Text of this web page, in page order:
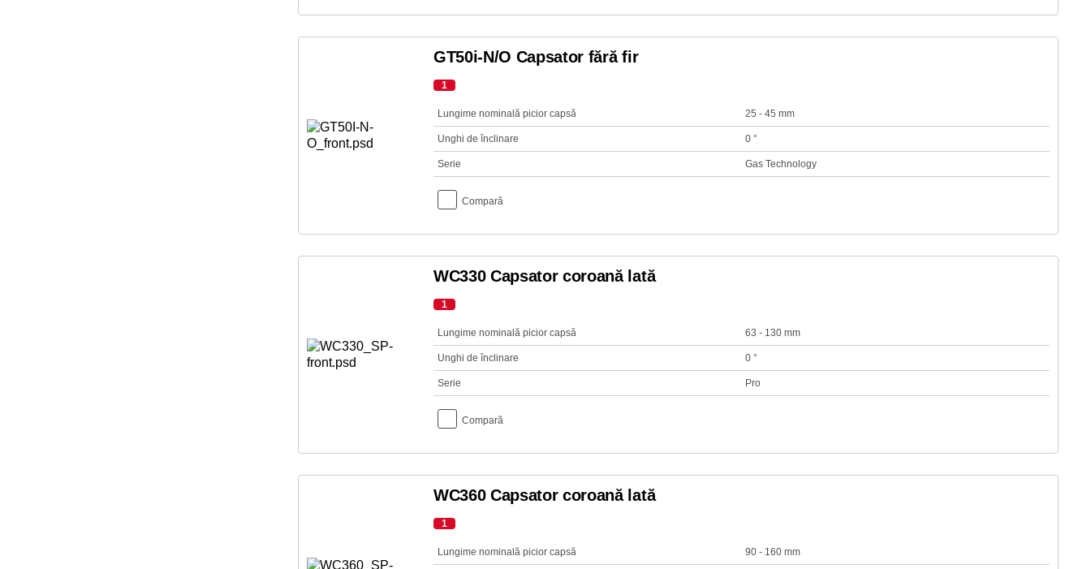
GT50i-N/O Capsator fără fir
1
Lungime nominală picior capsă 25 - 45 mm
Unghi de înclinare 0 °
Serie Gas Technology
Compară
WC330 Capsator coroană lată
1
Lungime nominală picior capsă 63 - 130 mm
Unghi de înclinare 0 °
Serie Pro
Compară
WC360 Capsator coroană lată
1
Lungime nominală picior capsă 90 - 160 mm